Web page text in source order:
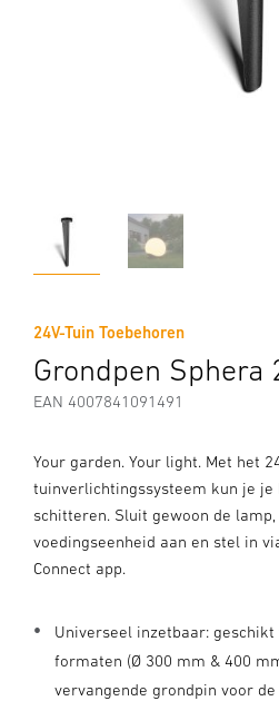
24V-Tuin Toebehoren
Grondpen Sphera
EAN 4007841091491
Your garden. Your light. Met het
tuinverlichtingssysteem kun je
schitteren. Sluit gewoon de
voedingseenheid aan en stel in
Connect app.
Universeel inzetbaar:
formaten (Ø 300 mm & 400
vervangende grondpin voor de